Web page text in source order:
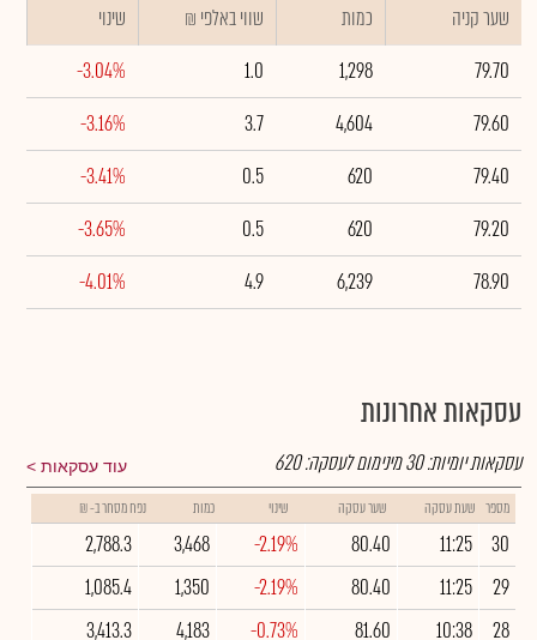
שער קניה כמות ₪ שווי באלפי
שינוי
79.70
1,298
1.0
-3.04%
79.60
4,604
3.7
-3.16%
79.40
620
0.5
-3.41%
79.20
620
0.5
-3.65%
78.90
6,239
4.9
-4.01%
עסקאות אחרונות
עוד עסקאות עסקאות יומיות:30מינימום לעסקה:620
מספר שעת עסקה שער עסקה שינוי כמות נפח מסחר ב- ₪
30
11:25
80.40
-2.19%
3,468
2,788.3
29
11:25
80.40
-2.19%
1,350
1,085.4
28
10:38
81.60
-0.73%
4,183
3,413.3